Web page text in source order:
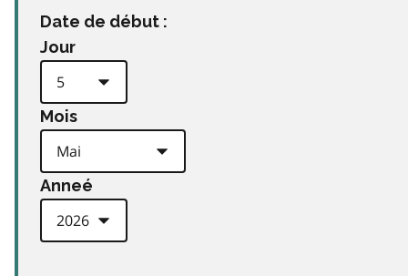
Date de début :
Jour
Mois
Anneé